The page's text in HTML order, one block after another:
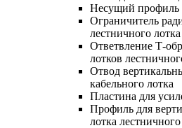
Несущий профиль
Ограничитель
лестничного лотка
Ответвление Т-
лотков
Отвод
кабельного лотка
Пластина для
Профиль для
лотка